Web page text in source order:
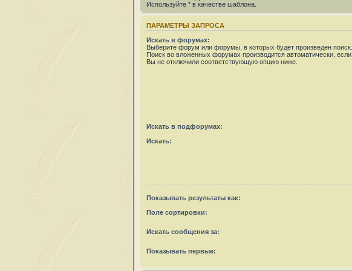
Используйте * в качестве шаблона.
ПАРАМЕТРЫ ЗАПРОСА
Искать в форумах:
Выберите форум или форумы, в которых будет произведен поиск.
Поиск во вложенных форумах производится автоматически, если
Вы не отключили соответствующую опцию ниже.
Искать в подфорумах:
Искать:
Показывать результаты как:
Поле сортировки:
Искать сообщения за:
Показывать первые: